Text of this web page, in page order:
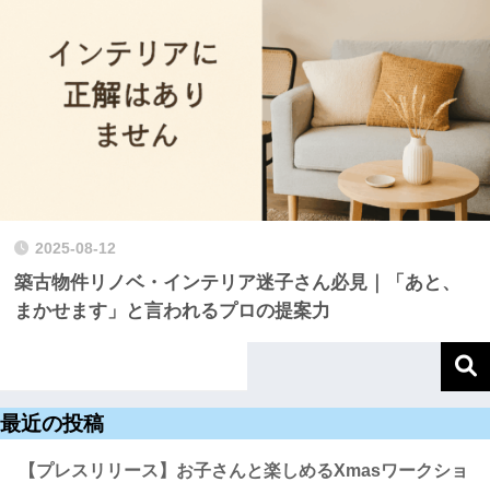
2025-08-12
築古物件リノベ・インテリア迷子さん必見｜「あと、
まかせます」と言われるプロの提案力
最近の投稿
【プレスリリース】お子さんと楽しめるXmasワークショ